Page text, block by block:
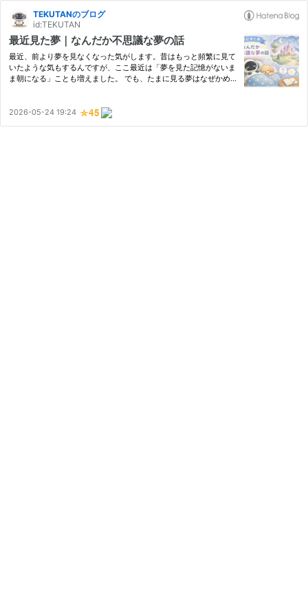
TEKUTANのブログ
id:TEKUTAN
最近見た夢｜なんだか不思議な夢の話
最近、前より夢を見なくなった気がします。昔はもっと頻繁に見て
いたような気もするんですが、ここ最近は「夢を見た記憶がないま
ま朝になる」ことも増えました。 でも、たまに見る夢はなぜかめ
な…
2026-05-24 19:24